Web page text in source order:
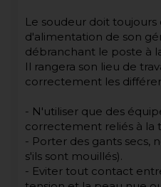
Le soudeur doit
d'alimentation de son
débranchant le poste à
Il rangera son lieu de
correctement les
- N'utiliser que des
correctement reliés à la
- Porter des gants secs,
s'ils sont mouillés).
- Eviter tout contact